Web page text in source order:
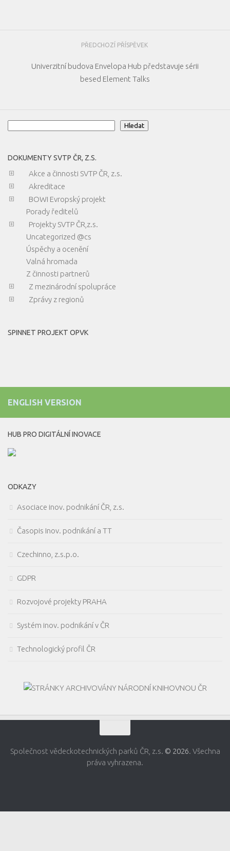
PŘEDCHOZÍ PŘÍSPĚVEK
Univerzitní budova Envelopa Hub představuje sérii
besed Element Talks
Hledat
DOKUMENTY SVTP ČR, Z.S.
Akce a činnosti SVTP ČR, z.s.
Akreditace
BOWI Evropský projekt
Porady ředitelů
Projekty SVTP ČR,z.s.
Uncategorized @cs
Úspěchy a ocenění
Valná hromada
Z činnosti partnerů
Z mezinárodní spolupráce
Zprávy z regionů
SPINNET PROJEKT OPVK
ENGLISH VERSION
HUB PRO DIGITÁLNÍ INOVACE
ODKAZY
Asociace inov. podnikání ČR, z.s.
Časopis Inov. podnikání a TT
Czechinno, z.s.p.o.
GDPR
Rozvojové projekty PRAHA
Systém inov. podnikání v ČR
Technologický profil ČR
Společnost vědeckotechnických parků ČR, z.s. © 2026. Všechna
práva vyhrazena.